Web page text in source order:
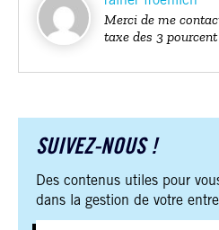
Merci de me
taxe des 3 pourcent
SUIVEZ-NOUS !
Des contenus utiles pour
dans la gestion de votre